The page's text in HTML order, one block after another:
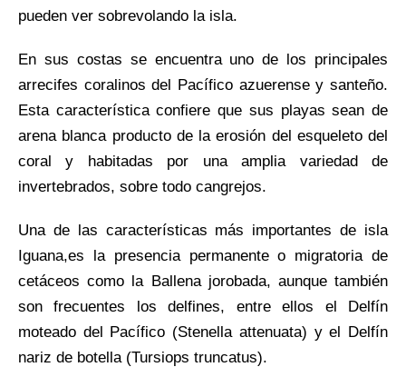
pueden ver sobrevolando la isla.
En sus costas se encuentra uno de los principales
arrecifes coralinos del Pacífico azuerense y santeño.
Esta característica confiere que sus playas sean de
arena blanca producto de la erosión del esqueleto del
coral y habitadas por una amplia variedad de
invertebrados, sobre todo cangrejos.
Una de las características más importantes de isla
Iguana,es la presencia permanente o migratoria de
cetáceos como la Ballena jorobada, aunque también
son frecuentes los delfines, entre ellos el Delfín
moteado del Pacífico (Stenella attenuata) y el Delfín
nariz de botella (Tursiops truncatus).